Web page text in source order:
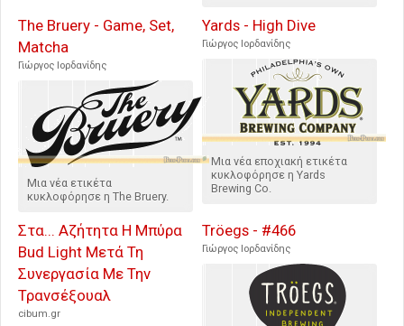
The Bruery - Game, Set,
Matcha
Γιώργος Ιορδανίδης
Μια νέα ετικέτα
κυκλοφόρησε η The Bruery.
Yards - High Dive
Γιώργος Ιορδανίδης
Μια νέα εποχιακή ετικέτα
κυκλοφόρησε η Yards
Brewing Co.
Στα... Αζήτητα Η Μπύρα
Bud Light Μετά Τη
Συνεργασία Με Την
Τρανσέξουαλ
cibum.gr
Tröegs - #466
Γιώργος Ιορδανίδης